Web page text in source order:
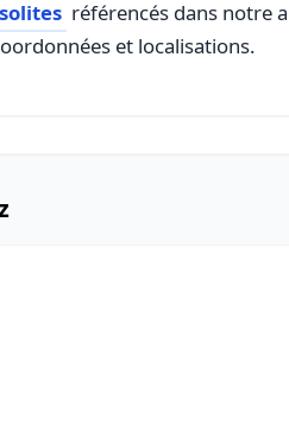
référencés dans notre
et localisations.